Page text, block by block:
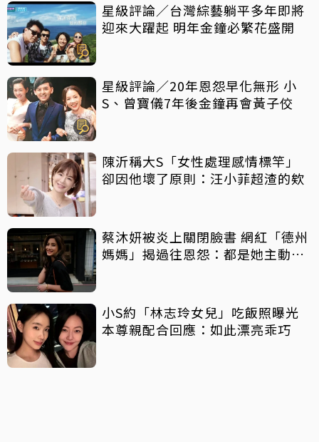
星級評論／台灣綜藝躺平多年即將
迎來大躍起 明年金鐘必繁花盛開
星級評論／20年恩怨早化無形 小
S、曾寶儀7年後金鐘再會黃子佼
陳沂稱大S「女性處理感情標竿」
卻因他壞了原則：汪小菲超渣的欸
蔡沐妍被炎上關閉臉書 網紅「德州
媽媽」揭過往恩怨：都是她主動攻
小S約「林志玲女兒」吃飯照曝光
本尊親配合回應：如此漂亮乖巧